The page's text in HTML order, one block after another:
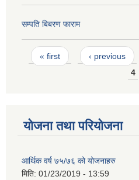
सम्पति बिबरण फाराम
Pages
« first ‹ previous
4
योजना तथा परियोजना
आर्थिक वर्ष ७५/७६ को योजनाहरु
मिति: 01/23/2019 - 13:59